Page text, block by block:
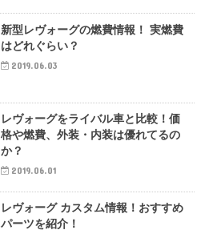
新型レヴォーグの燃費情報！ 実燃費
はどれぐらい？
2019.06.03
レヴォーグをライバル車と比較！価
格や燃費、外装・内装は優れてるの
か？
2019.06.01
レヴォーグ カスタム情報！おすすめ
パーツを紹介！